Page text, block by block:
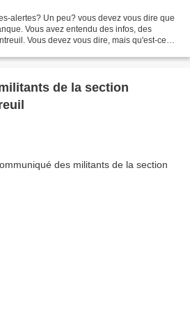
alertes? Un peu? vous devez vous dire que
Vous avez entendu des infos, des
Vous devez vous dire, mais qu'est-ce
de la section